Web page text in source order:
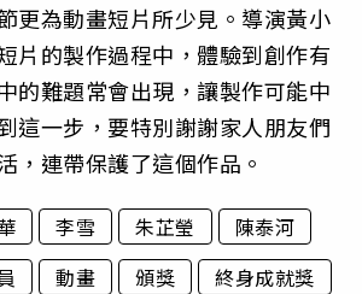
更為動畫短片所少見。導演黃小
片的製作過程中，體驗到創作有
的難題常會出現，讓製作可能中
這一步，要特別謝謝家人朋友們
，連帶保護了這個作品。
李雪 朱芷瑩
陳泰河
動畫 頒獎
終身成就獎